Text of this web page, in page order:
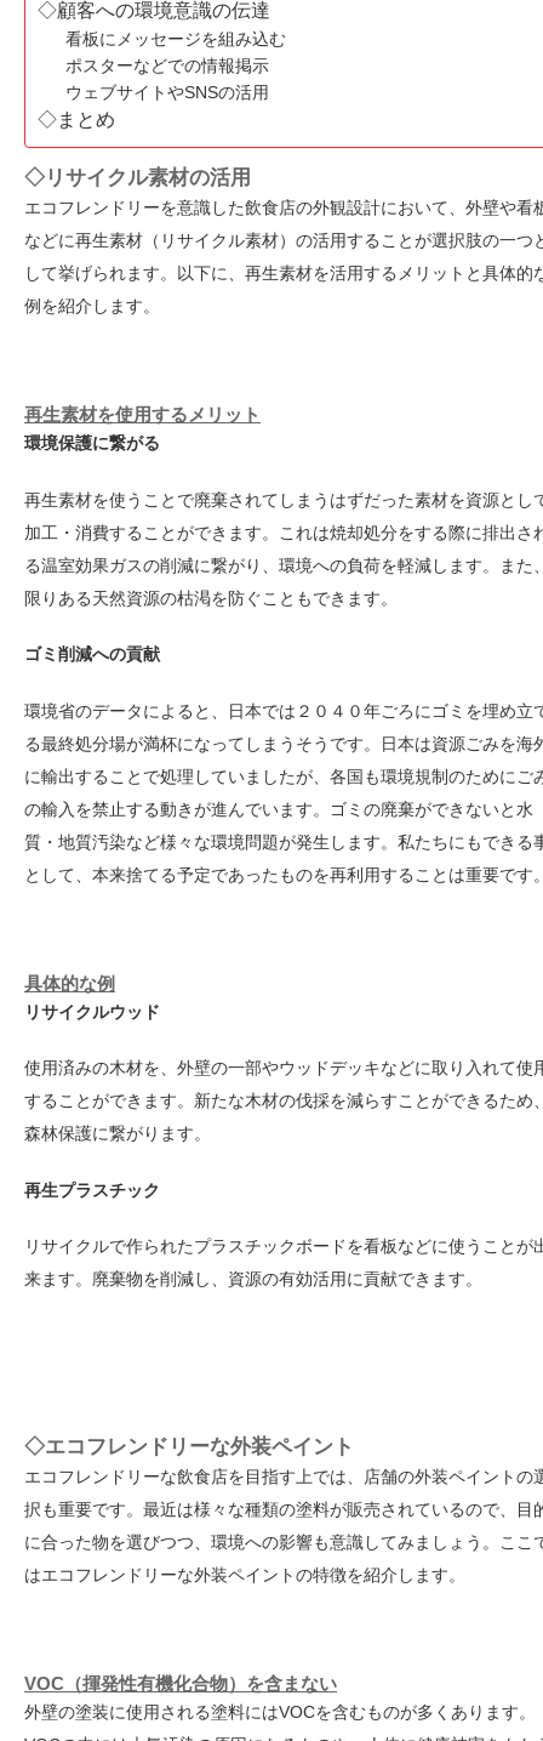
◇顧客への環境意識の伝達
看板にメッセージを組み込む
ポスターなどでの情報掲示
ウェブサイトやSNSの活用
◇まとめ
◇リサイクル素材の活用
エコフレンドリーを意識した飲食店の外観設計において、外壁や看
などに再生素材（リサイクル素材）の活用することが選択肢の一つ
して挙げられます。以下に、再生素材を活用するメリットと具体的
例を紹介します。
再生素材を使用するメリット
環境保護に繋がる
再生素材を使うことで廃棄されてしまうはずだった素材を資源とし
加工・消費することができます。これは焼却処分をする際に排出さ
る温室効果ガスの削減に繋がり、環境への負荷を軽減します。また
限りある天然資源の枯渇を防ぐこともできます。
ゴミ削減への貢献
環境省のデータによると、日本では２０４０年ごろにゴミを埋め立
る最終処分場が満杯になってしまうそうです。日本は資源ごみを海
に輸出することで処理していましたが、各国も環境規制のためにご
の輸入を禁止する動きが進んでいます。ゴミの廃棄ができないと水
質・地質汚染など様々な環境問題が発生します。私たちにもできる
として、本来捨てる予定であったものを再利用することは重要です
具体的な例
リサイクルウッド
使用済みの木材を、外壁の一部やウッドデッキなどに取り入れて使
することができます。新たな木材の伐採を減らすことができるため
森林保護に繋がります。
再生プラスチック
リサイクルで作られたプラスチックボードを看板などに使うことが
来ます。廃棄物を削減し、資源の有効活用に貢献できます。
◇エコフレンドリーな外装ペイント
エコフレンドリーな飲食店を目指す上では、店舗の外装ペイントの
択も重要です。最近は様々な種類の塗料が販売されているので、目
に合った物を選びつつ、環境への影響も意識してみましょう。ここ
はエコフレンドリーな外装ペイントの特徴を紹介します。
VOC（揮発性有機化合物）を含まない
外壁の塗装に使用される塗料にはVOCを含むものが多くあります。